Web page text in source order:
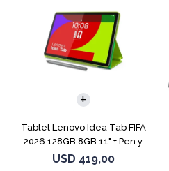
Tablet Lenovo Idea Tab FIFA
2026 128GB 8GB 11" + Pen y
Funda
USD 419,00